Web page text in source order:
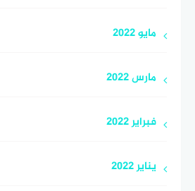
مايو 2022
مارس 2022
فبراير 2022
يناير 2022